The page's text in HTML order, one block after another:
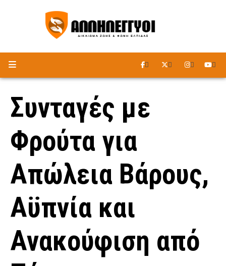
ΑΚΟΥΣΤΕ ΤΟ ΡΑΔΙΟΦΩΝΟ
Συνταγές με
Φρούτα για
Απώλεια Βάρους,
Αϋπνία και
Ανακούφιση από